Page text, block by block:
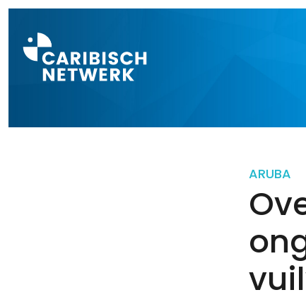
ARUBA